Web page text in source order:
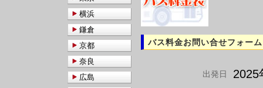
バス料金お問い合せフォーム
出発日 2025
横浜
鎌倉
京都
奈良
広島